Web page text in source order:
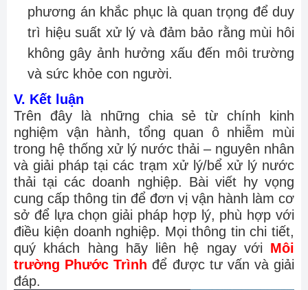
phương án khắc phục là quan trọng để duy
trì hiệu suất xử lý và đảm bảo rằng mùi hôi
không gây ảnh hưởng xấu đến môi trường
và sức khỏe con người.
V. Kết luận
Trên đây là những chia sẻ từ chính kinh
nghiệm vận hành, tổng quan ô nhiễm mùi
trong hệ thống xử lý nước thải – nguyên nhân
và giải pháp tại các trạm xử lý/bể xử lý nước
thải tại các doanh nghiệp. Bài viết hy vọng
cung cấp thông tin để đơn vị vận hành làm cơ
sở để lựa chọn giải pháp hợp lý, phù hợp với
điều kiện doanh nghiệp. Mọi thông tin chi tiết,
quý khách hàng hãy liên hệ ngay với Môi
trường Phước Trình để được tư vấn và giải
đáp.